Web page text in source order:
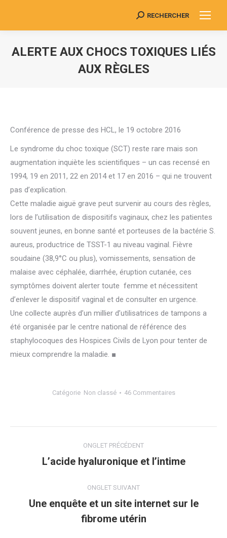
Search:
RECHERCHER
ALERTE AUX CHOCS TOXIQUES LIÉS
AUX RÈGLES
Conférence de presse des HCL, le 19 octobre 2016
Le syndrome du choc toxique (SCT) reste rare mais son
augmentation inquiète les scientifiques – un cas recensé en
1994, 19 en 2011, 22 en 2014 et 17 en 2016 – qui ne trouvent
pas d’explication.
Cette maladie aiguë grave peut survenir au cours des règles,
lors de l’utilisation de dispositifs vaginaux, chez les patientes
souvent jeunes, en bonne santé et porteuses de la bactérie S.
aureus, productrice de TSST-1 au niveau vaginal. Fièvre
soudaine (38,9°C ou plus), vomissements, sensation de
malaise avec céphalée, diarrhée, éruption cutanée, ces
symptômes doivent alerter toute femme et nécessitent
d’enlever le dispositif vaginal et de consulter en urgence.
Une collecte auprès d’un millier d’utilisatrices de tampons a
été organisée par le centre national de référence des
staphylocoques des Hospices Civils de Lyon pour tenter de
mieux comprendre la maladie. ■
Catégorie Non classé 46 Commentaires
Navigation
commentaire
ONGLET PRÉCÉDENT
Onglet
L’acide hyaluronique et l’intime
ONGLET SUIVANT
suivant
Une enquête et un site internet sur le
fibrome utérin